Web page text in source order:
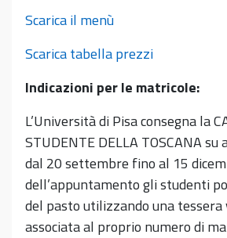
Scarica il menù
Scarica tabella prezzi
Indicazioni per le matricole:
L’Università di Pisa consegna la
STUDENTE DELLA TOSCANA
dal 20 settembre fino al 15
dell’appuntamento gli studenti
del pasto utilizzando una
associata al proprio numero di